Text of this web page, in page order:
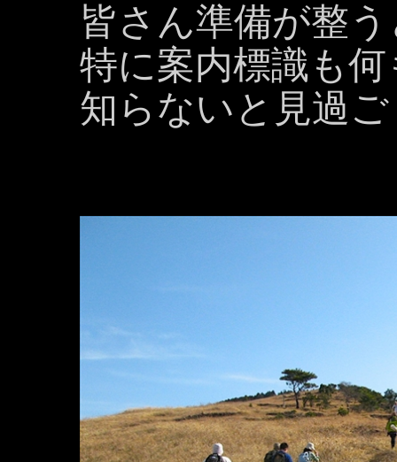
皆さん準備が整
特に案内標識も
知らないと見過